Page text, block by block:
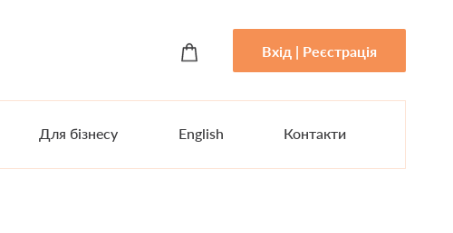
Вхід | Реєстрація
Для бізнесу English Контакти